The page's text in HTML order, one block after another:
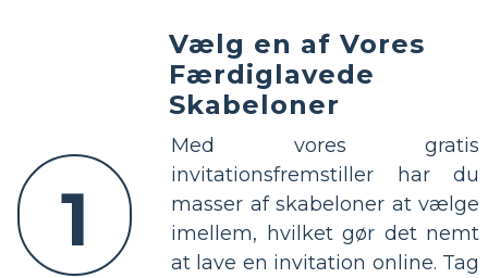
1
Vælg en af Vores
Færdiglavede
Skabeloner
Med vores gratis
invitationsfremstiller har du
masser af skabeloner at vælge
imellem, hvilket gør det nemt
at lave en invitation online. Tag